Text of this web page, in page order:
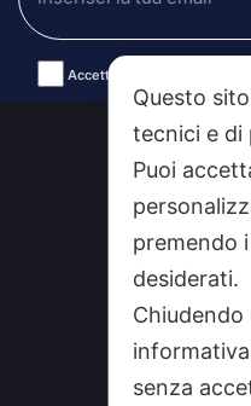
Accetto le condizioni
CHI
Questo
tecnici e di
Puoi
premendo
desiderati.
Chiudendo
senza